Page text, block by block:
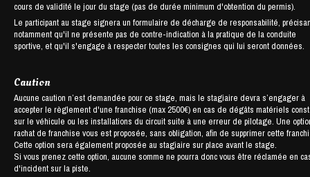
cours de validité le jour du stage (pas de durée minimum d'obtention du permis).
Le participant au stage signera un formulaire de décharge de responsabilité,
notamment qu'il ne présente pas de contre-indication à la pratique de la conduite
sportive, et qu'il s'engage à respecter toutes les consignes qui lui seront données.
Caution
Aucune caution n’est demandée pour ce stage, mais le stagiaire devra s’engager à
accepter le règlement d'une franchise (max 2500€) en cas de dégâts matériels
sur le véhicule ou les installations du circuit suite à une erreur de pilotage. Une
rachat de franchise vous est proposée, sans obligation, afin de supprimer cette
Cette option sera également proposée au stagiaire sur place avant le stage.
Si vous prenez cette option, aucune somme ne pourra donc vous être réclamée en
d'incident sur la piste.